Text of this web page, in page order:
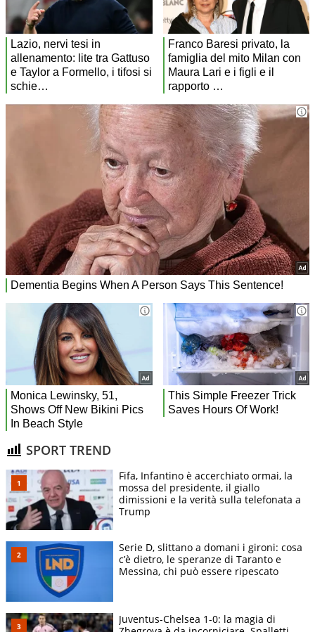
SPORT TREND
Fifa, Infantino è accerchiato ormai, la
mossa del presidente, il giallo
dimissioni e la verità sulla telefonata a
Trump
Serie D, slittano a domani i gironi: cosa
c’è dietro, le speranze di Taranto e
Messina, chi può essere ripescato
Juventus-Chelsea 1-0: la magia di